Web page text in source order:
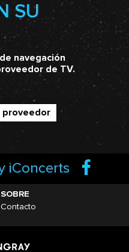
SU
navegación
de TV.
proveedor
iConcerts
SOBRE
Contacto